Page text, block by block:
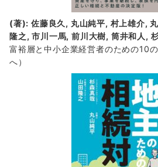
(著): 佐藤良久, 丸山純平, 村上雄介,
隆之, 市川一馬, 前川大樹, 筒井和人,
富裕層と中小企業経営者のための10
へ）